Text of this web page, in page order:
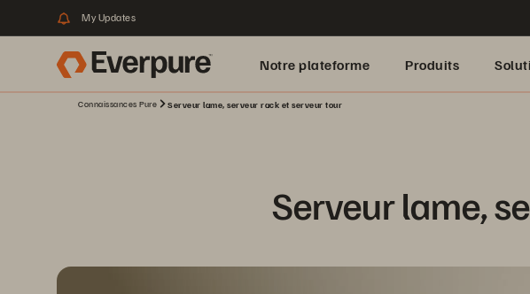
My Updates
Notre plateforme Produits
Connaissances Pure Serveur lame, serveur rack et serveur tour
Serveur lame,